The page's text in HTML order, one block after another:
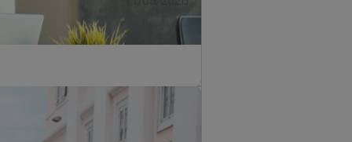
voordelen verbonden. Maar